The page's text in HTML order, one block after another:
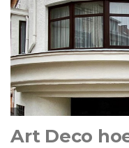
Art Deco